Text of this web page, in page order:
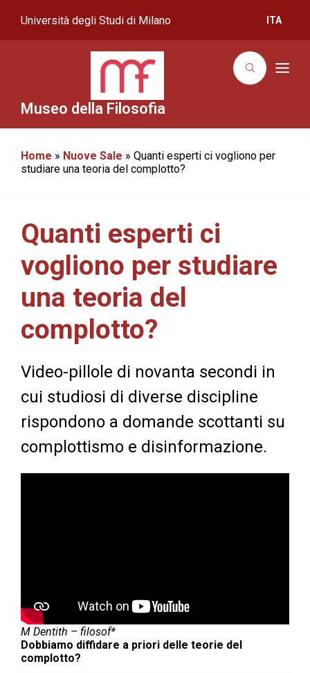
Università degli Studi di Milano ITA
Museo della Filosofia
T
Home » Nuove Sale » Quanti esperti ci vogliono per
studiare una teoria del complotto?
Quanti esperti ci
vogliono per studiare
una teoria del
complotto?
Video-pillole di novanta secondi in
cui studiosi di diverse discipline
rispondono a domande scottanti su
complottismo e disinformazione.
M Dentith – filosof*
Dobbiamo diffidare a priori delle teorie del
complotto?